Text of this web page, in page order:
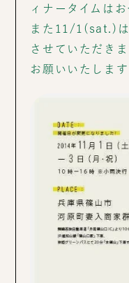
ィナータイムは
また11/1(sat.)は
させていただき
お願いいたします